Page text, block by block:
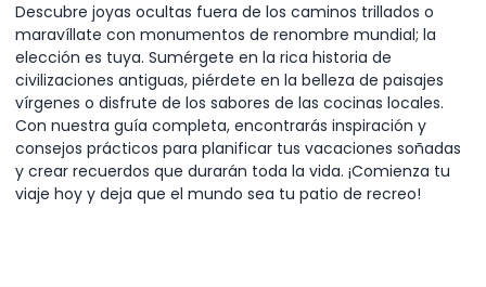
Descubre joyas ocultas fuera de los caminos trillados o
maravíllate con monumentos de renombre mundial; la
elección es tuya. Sumérgete en la rica historia de
civilizaciones antiguas, piérdete en la belleza de paisajes
vírgenes o disfrute de los sabores de las cocinas locales.
Con nuestra guía completa, encontrarás inspiración y
consejos prácticos para planificar tus vacaciones soñadas
y crear recuerdos que durarán toda la vida. ¡Comienza tu
viaje hoy y deja que el mundo sea tu patio de recreo!